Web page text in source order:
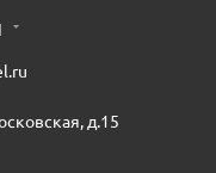
д.15